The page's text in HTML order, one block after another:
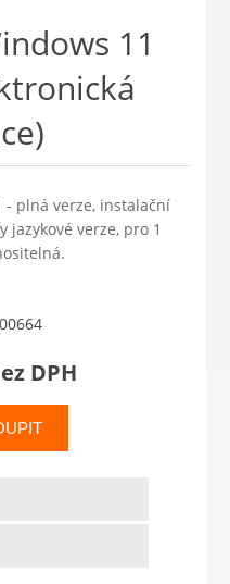
11
- plná verze, instalační
jazykové verze, pro 1
DPH